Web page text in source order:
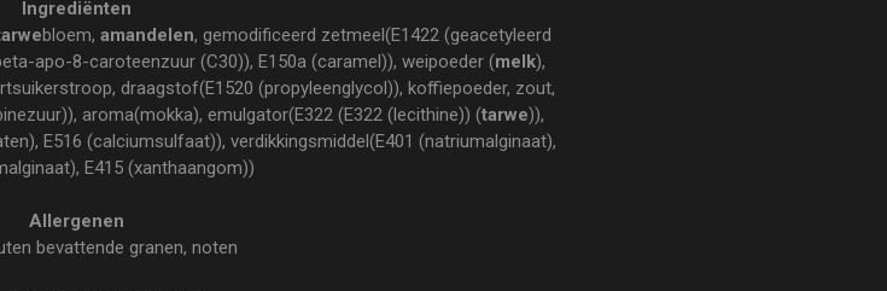
Ingrediënten
bloem, amandelen, gemodificeerd zetmeel(E1422 (geacetyleerd
apo-8-caroteenzuur (C30)), E150a (caramel)), weipoeder (melk),
draagstof(E1520 (propyleenglycol)), koffiepoeder, zout,
aroma(mokka), emulgator(E322 (E322 (lecithine)) (tarwe)),
E516 (calciumsulfaat)), verdikkingsmiddel(E401 (natriumalginaat),
E415 (xanthaangom))
Allergenen
bevattende granen, noten